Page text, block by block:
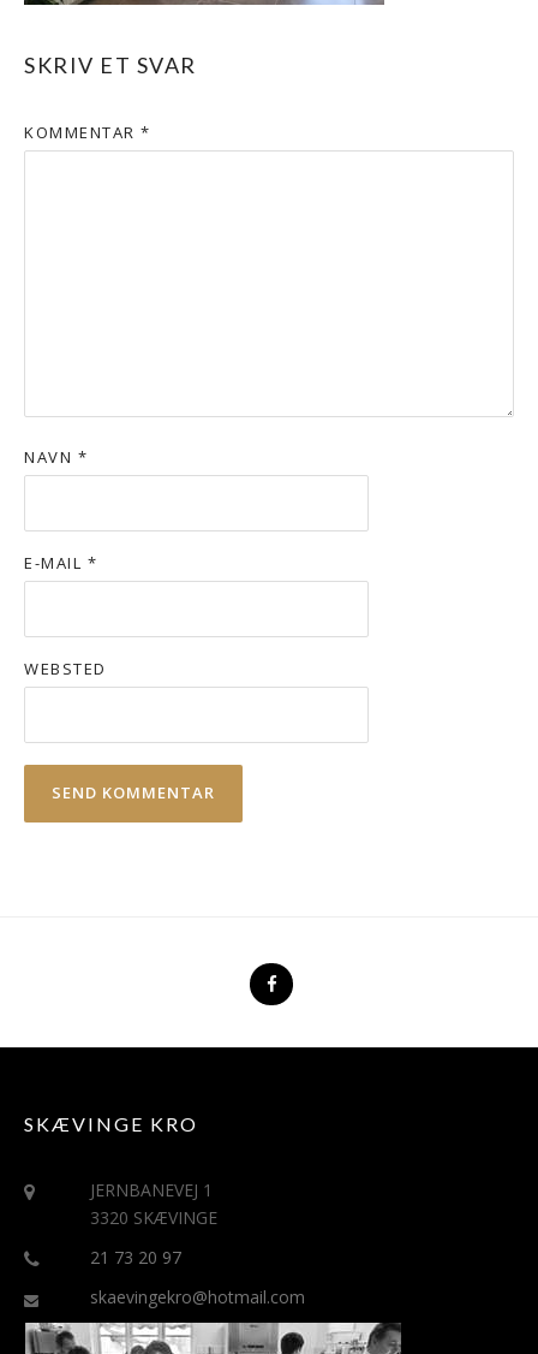
SKRIV ET SVAR
KOMMENTAR *
NAVN *
E-MAIL *
WEBSTED
SKÆVINGE KRO
JERNBANEVEJ 1
3320 SKÆVINGE
21 73 20 97
skaevingekro@hotmail.com